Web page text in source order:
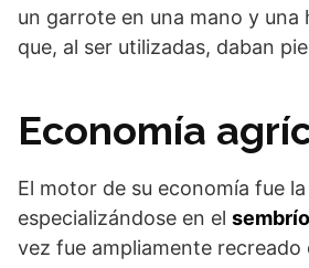
un garrote en una mano y una
que, al ser utilizadas, daban
Economía
El motor de su economía fue la
especializándose en el
vez fue ampliamente recreado